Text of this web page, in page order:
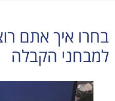
בחרו איך אתם
למבחני הקבלה​